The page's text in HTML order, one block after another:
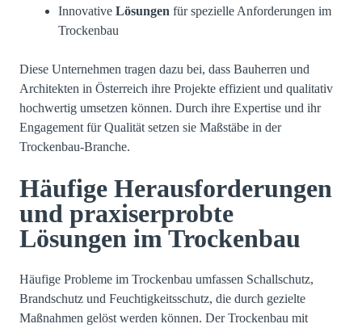
Innovative Lösungen für spezielle Anforderungen im
Trockenbau
Diese Unternehmen tragen dazu bei, dass Bauherren und
Architekten in Österreich ihre Projekte effizient und qualitativ
hochwertig umsetzen können. Durch ihre Expertise und ihr
Engagement für Qualität setzen sie Maßstäbe in der
Trockenbau-Branche.
Häufige Herausforderungen
und praxiserprobte
Lösungen im Trockenbau
Häufige Probleme im Trockenbau umfassen Schallschutz,
Brandschutz und Feuchtigkeitsschutz, die durch gezielte
Maßnahmen gelöst werden können. Der Trockenbau mit